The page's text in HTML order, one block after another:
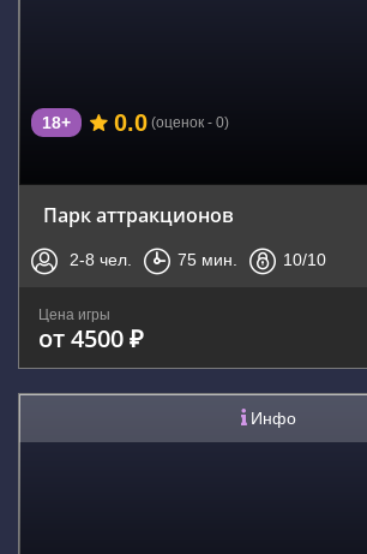
18+ 0.0 (оценок - 0)
Парк аттракционов
2-8 чел. 75 мин. 10/10
Цена игры
от 4500 ₽
Инфо